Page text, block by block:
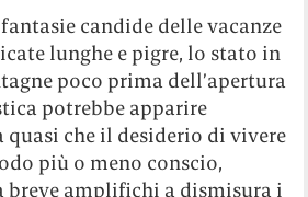
candide delle vacanze
lunghe e pigre, lo stato in
poco prima dell’apertura
potrebbe apparire
quasi che il desiderio di vivere
più o meno conscio,
breve amplifichi a dismisura i